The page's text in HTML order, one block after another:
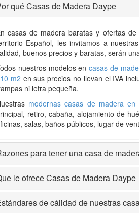
qué Casas de Madera Daype
casas de madera baratas y ofertas de
Español, les invitamos a
buenos precios y baratas, serán
nuestros modelos encasas de
m2 en sus precios no llevan el IVA
ni letra pequeña.
modernas casas de madera en
retiro, cabaña, alojamiento de
salas, baños públicos, lugar de
para tener una casa de
le ofrece Casas de Madera Daype
de cálidad de nuestras